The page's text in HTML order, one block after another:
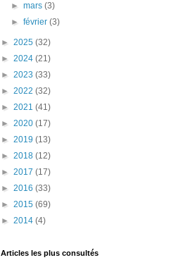
►mars(3)
►février(3)
► 2025 (32)
► 2024 (21)
► 2023 (33)
► 2022 (32)
► 2021 (41)
► 2020 (17)
► 2019 (13)
► 2018 (12)
► 2017 (17)
► 2016 (33)
► 2015 (69)
► 2014 (4)
Articles les plus consultés